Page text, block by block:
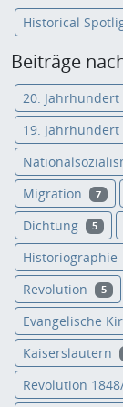
Historical
Beiträge
20. Jahrhundert
19. Jahrhundert
Migration 7
Dichtung 5
Historiographie
Revolution 5
Evangelische
Kaiserslautern
Revolution